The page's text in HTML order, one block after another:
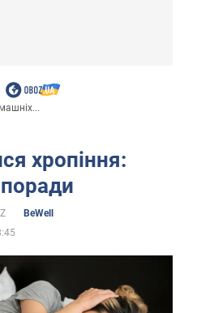
хропіння:
BeWell